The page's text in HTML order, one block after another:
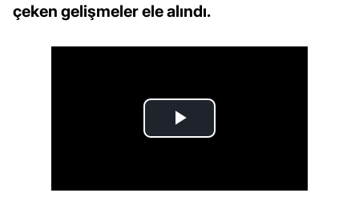
çeken gelişmeler ele alındı.